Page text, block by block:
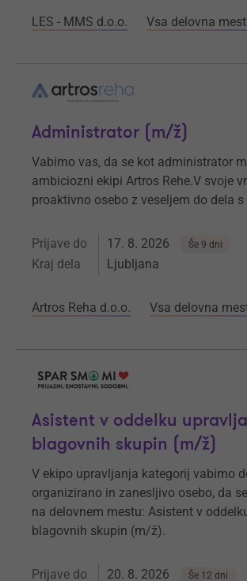
LES - MMS d.o.o. Vsa delovna
Administrator (m/ž)
Vabimo vas, da se kot administrator
ambiciozni ekipi Artros Rehe.V svoje
proaktivno osebo z veseljem do dela
Prijave do 17. 8. 2026 Še 9 dni
Kraj dela Ljubljana
Artros Reha d.o.o. Vsa delovna
Asistent v oddelku
blagovnih skupin (m/ž)
V ekipo upravljanja kategorij vabimo
organizirano in zanesljivo osebo, da
na delovnem mestu: Asistent v
blagovnih skupin (m/ž).
Prijave do 20. 8. 2026 Še 12 dni